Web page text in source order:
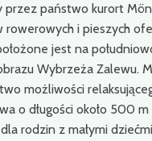
państwo kurort
rowerowych i pieszych
jest na
Wybrzeża Zalewu.
możliwości
o długości około 500
rodzin z małymi